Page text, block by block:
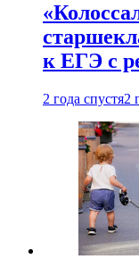
к ЕГЭ с
2 года спустя2